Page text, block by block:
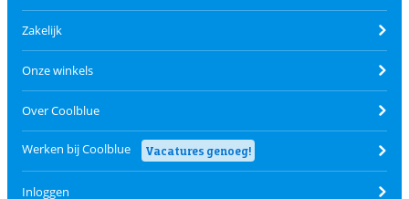
Zakelijk
Onze winkels
Over Coolblue
Werken bij Coolblue Vacatures genoeg!
Inloggen